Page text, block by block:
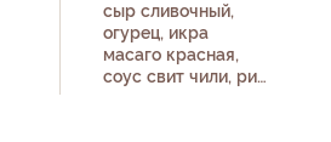
сыр сливочный,
огурец, икра
масаго красная,
соус свит чили, рис,